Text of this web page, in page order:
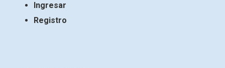
Ingresar
Registro